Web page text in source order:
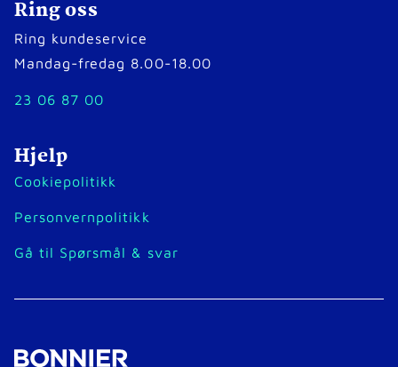
Ring oss
Ring kundeservice
Mandag-fredag 8.00-18.00
23 06 87 00
Hjelp
Cookiepolitikk
Personvernpolitikk
Gå til Spørsmål & svar